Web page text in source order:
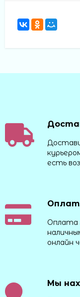
есть
Оплата
онлайн
Мы